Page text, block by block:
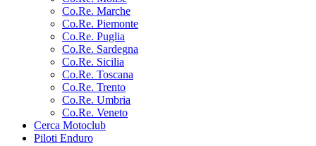
Co.Re. Marche
Co.Re. Piemonte
Co.Re. Puglia
Co.Re. Sardegna
Co.Re. Sicilia
Co.Re. Toscana
Co.Re. Trento
Co.Re. Umbria
Co.Re. Veneto
Cerca Motoclub
Piloti Enduro